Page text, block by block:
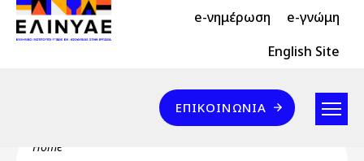
Skip to main content
Header Top 2 e-νημέρωση e-γνώμη
Header Top English Site
Επικοινωνία
ΕΠΙΚΟΙΝΩΝΊΑ
Breadcrumb
Home